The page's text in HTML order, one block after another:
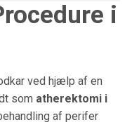
i
ved hjælp af en
som atherektomi i
af perifer